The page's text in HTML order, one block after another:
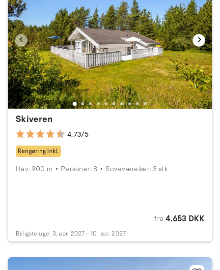
Skiveren
4.73/5
Rengøring Inkl.
Hav: 900 m Personer: 8 Soveværelser: 3 stk
fra 4.653 DKK
Billigste uge: 3. apr. 2027 - 10. apr. 2027